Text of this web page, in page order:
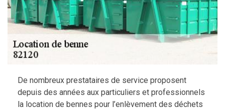
De nombreux prestataires de service proposent
depuis des années aux particuliers et professionnels
la location de bennes pour l’enlèvement des déchets